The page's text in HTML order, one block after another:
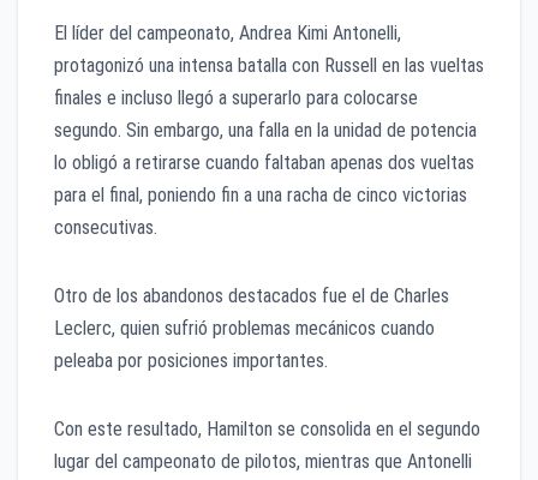
El líder del campeonato, Andrea Kimi Antonelli,
protagonizó una intensa batalla con Russell en las vueltas
finales e incluso llegó a superarlo para colocarse
segundo. Sin embargo, una falla en la unidad de potencia
lo obligó a retirarse cuando faltaban apenas dos vueltas
para el final, poniendo fin a una racha de cinco victorias
consecutivas.
Otro de los abandonos destacados fue el de Charles
Leclerc, quien sufrió problemas mecánicos cuando
peleaba por posiciones importantes.
Con este resultado, Hamilton se consolida en el segundo
lugar del campeonato de pilotos, mientras que Antonelli